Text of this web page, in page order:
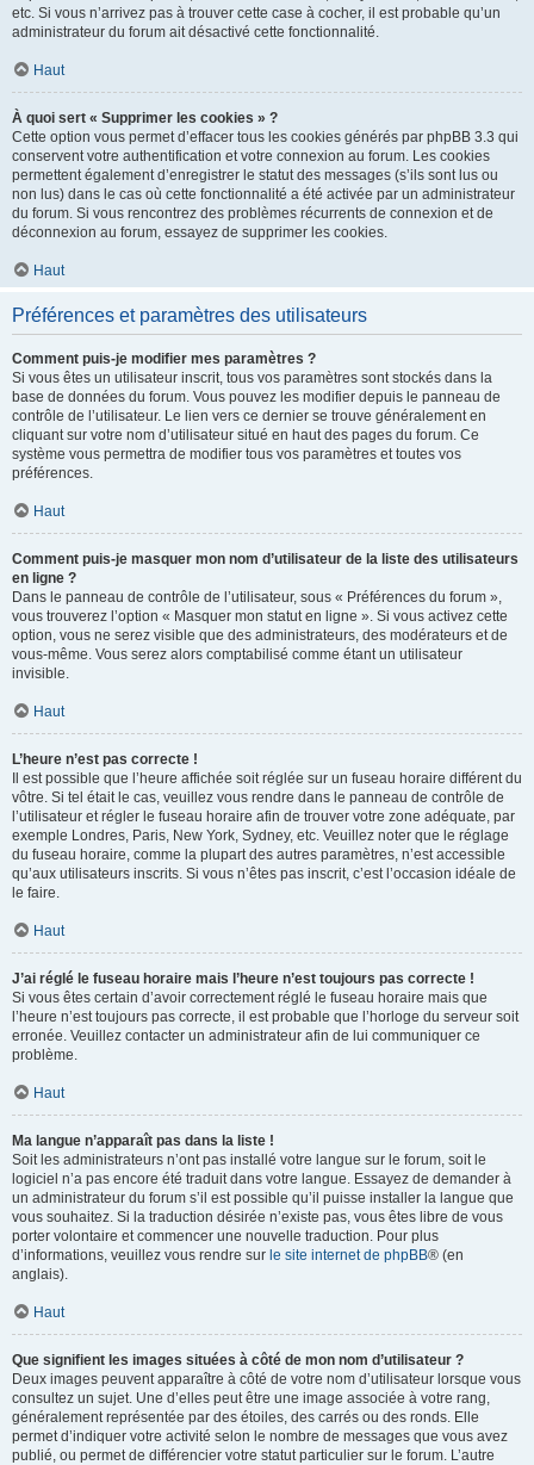
etc. Si vous n’arrivez pas à trouver cette case à cocher, il est probable qu’un
administrateur du forum ait désactivé cette fonctionnalité.
Haut
À quoi sert « Supprimer les cookies » ?
Cette option vous permet d’effacer tous les cookies générés par phpBB 3.3 qui
conservent votre authentification et votre connexion au forum. Les cookies
permettent également d’enregistrer le statut des messages (s’ils sont lus ou
non lus) dans le cas où cette fonctionnalité a été activée par un administrateur
du forum. Si vous rencontrez des problèmes récurrents de connexion et de
déconnexion au forum, essayez de supprimer les cookies.
Haut
Préférences et paramètres des utilisateurs
Comment puis-je modifier mes paramètres ?
Si vous êtes un utilisateur inscrit, tous vos paramètres sont stockés dans la
base de données du forum. Vous pouvez les modifier depuis le panneau de
contrôle de l’utilisateur. Le lien vers ce dernier se trouve généralement en
cliquant sur votre nom d’utilisateur situé en haut des pages du forum. Ce
système vous permettra de modifier tous vos paramètres et toutes vos
préférences.
Haut
Comment puis-je masquer mon nom d’utilisateur de la liste des utilisateurs
en ligne ?
Dans le panneau de contrôle de l’utilisateur, sous « Préférences du forum »,
vous trouverez l’option « Masquer mon statut en ligne ». Si vous activez cette
option, vous ne serez visible que des administrateurs, des modérateurs et de
vous-même. Vous serez alors comptabilisé comme étant un utilisateur
invisible.
Haut
L’heure n’est pas correcte !
Il est possible que l’heure affichée soit réglée sur un fuseau horaire différent du
vôtre. Si tel était le cas, veuillez vous rendre dans le panneau de contrôle de
l’utilisateur et régler le fuseau horaire afin de trouver votre zone adéquate, par
exemple Londres, Paris, New York, Sydney, etc. Veuillez noter que le réglage
du fuseau horaire, comme la plupart des autres paramètres, n’est accessible
qu’aux utilisateurs inscrits. Si vous n’êtes pas inscrit, c’est l’occasion idéale de
le faire.
Haut
J’ai réglé le fuseau horaire mais l’heure n’est toujours pas correcte !
Si vous êtes certain d’avoir correctement réglé le fuseau horaire mais que
l’heure n’est toujours pas correcte, il est probable que l’horloge du serveur soit
erronée. Veuillez contacter un administrateur afin de lui communiquer ce
problème.
Haut
Ma langue n’apparaît pas dans la liste !
Soit les administrateurs n’ont pas installé votre langue sur le forum, soit le
logiciel n’a pas encore été traduit dans votre langue. Essayez de demander à
un administrateur du forum s’il est possible qu’il puisse installer la langue que
vous souhaitez. Si la traduction désirée n’existe pas, vous êtes libre de vous
porter volontaire et commencer une nouvelle traduction. Pour plus
d’informations, veuillez vous rendre sur le site internet de phpBB® (en
anglais).
Haut
Que signifient les images situées à côté de mon nom d’utilisateur ?
Deux images peuvent apparaître à côté de votre nom d’utilisateur lorsque vous
consultez un sujet. Une d’elles peut être une image associée à votre rang,
généralement représentée par des étoiles, des carrés ou des ronds. Elle
permet d’indiquer votre activité selon le nombre de messages que vous avez
publié, ou permet de différencier votre statut particulier sur le forum. L’autre